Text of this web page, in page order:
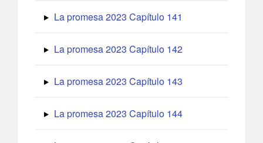
La promesa 2023 Capítulo 141
La promesa 2023 Capítulo 142
La promesa 2023 Capítulo 143
La promesa 2023 Capítulo 144